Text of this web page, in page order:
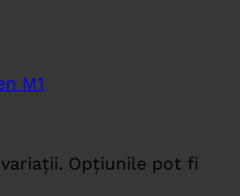
M1
Opțiunile pot fi